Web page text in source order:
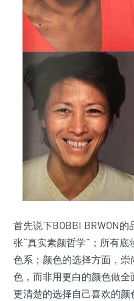
首先说下BOBBI BRWON
张“真实素颜哲学”；所有
色系；颜色的选择方面，
色，而非用更白的颜色做
更清楚的选择自己喜欢的颜